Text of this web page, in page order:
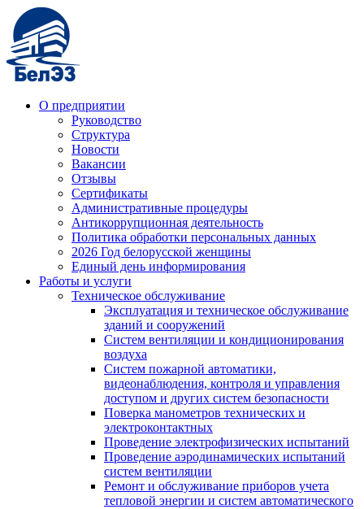
О предприятии
Руководство
Структура
Новости
Вакансии
Отзывы
Сертификаты
Административные процедуры
Антикоррупционная деятельность
Политика обработки персональных данных
2026 Год белорусской женщины
Единый день информирования
Работы и услуги
Техническое обслуживание
Эксплуатация и техническое обслуживание
зданий и сооружений
Систем вентиляции и кондиционирования
воздуха
Систем пожарной автоматики,
видеонаблюдения, контроля и управления
доступом и других систем безопасности
Поверка манометров технических и
электроконтактных
Проведение электрофизических испытаний
Проведение аэродинамических испытаний
систем вентиляции
Ремонт и обслуживание приборов учета
тепловой энергии и систем автоматического